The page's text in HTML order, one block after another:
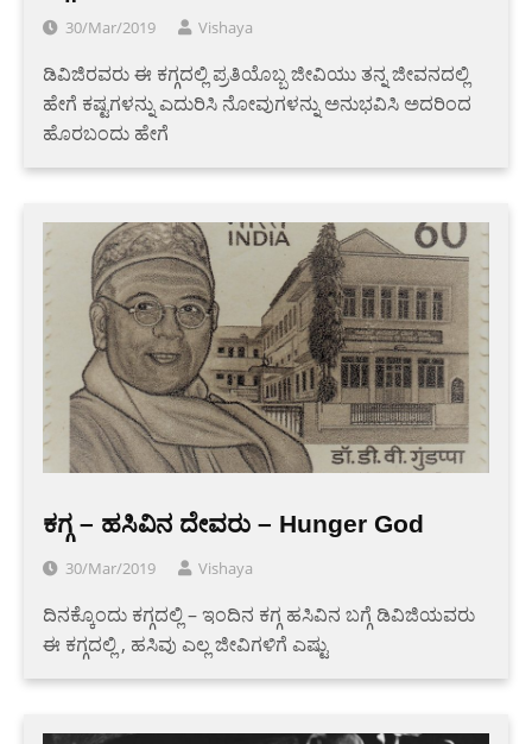
30/Mar/2019 Vishaya
ಡಿವಿಜಿರವರು ಈ ಕಗ್ಗದಲ್ಲಿ ಪ್ರತಿಯೊಬ್ಬ ಜೀವಿಯು ತನ್ನ ಜೀವನದಲ್ಲಿ
ಹೇಗೆ ಕಷ್ಟಗಳನ್ನು ಎದುರಿಸಿ ನೋವುಗಳನ್ನು ಅನುಭವಿಸಿ ಅದರಿಂದ
ಹೊರಬಂದು ಹೇಗೆ
ಕಗ್ಗ – ಹಸಿವಿನ ದೇವರು – Hunger God
30/Mar/2019 Vishaya
ದಿನಕ್ಕೊಂದು ಕಗ್ಗದಲ್ಲಿ – ಇಂದಿನ ಕಗ್ಗ ಹಸಿವಿನ ಬಗ್ಗೆ ಡಿವಿಜಿಯವರು
ಈ ಕಗ್ಗದಲ್ಲಿ , ಹಸಿವು ಎಲ್ಲ ಜೀವಿಗಳಿಗೆ ಎಷ್ಟು